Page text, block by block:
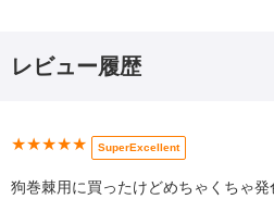
レビュー履歴
★★★★★ SuperExcellent
狗巻棘用に買ったけどめちゃくちゃ